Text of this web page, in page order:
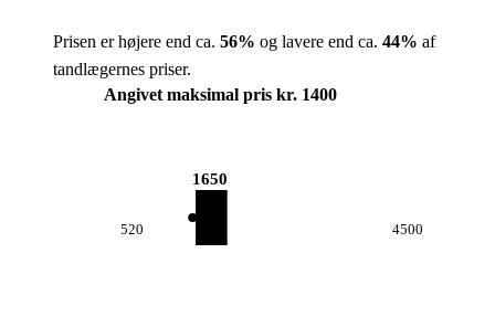
Prisen er højere end ca. 56% og lavere end ca. 44% af
tandlægernes priser.
Angivet maksimal pris kr. 1400
520
1650
4500